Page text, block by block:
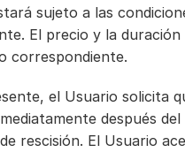
sujeto a las
El precio y la
correspondiente.
el Usuario solicita
después
rescisión. El Usuario